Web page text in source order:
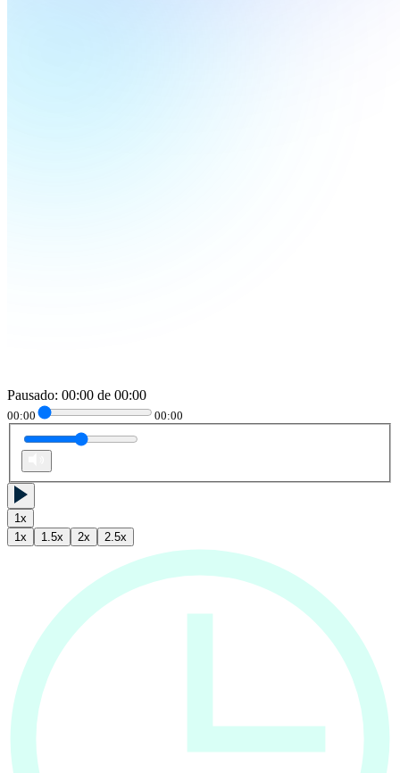
Pausado: 00:00 de 00:00
00:00 00:00
1x
1x 1.5x 2x 2.5x